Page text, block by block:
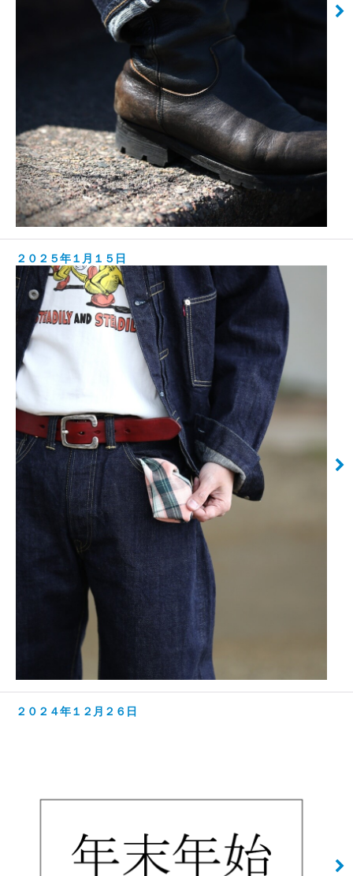
２０２５年１月１５日
２０２４年１２月２６日